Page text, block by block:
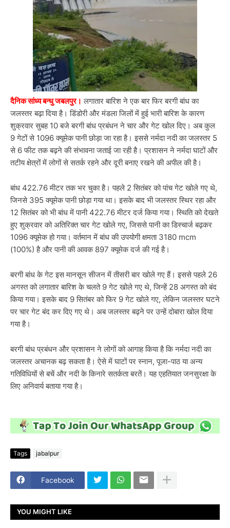
दैनिक सांध्य बन्धु जबलपुर। लगातार बारिश ने एक बार फिर बरगी बांध का
जलस्तर बढ़ा दिया है। डिंडोरी और मंडला जिलों में हुई भारी बारिश के कारण
शुक्रवार सुबह 10 बजे बरगी बांध प्रबंधन ने चार और गेट खोल दिए। अब कुल
9 गेटों से 1096 क्यूमेक पानी छोड़ा जा रहा है। इससे नर्मदा नदी का जलस्तर 5
से 6 फीट तक बढ़ने की संभावना जताई जा रही है। प्रशासन ने नर्मदा घाटों और
तटीय क्षेत्रों में लोगों से सतर्क रहने और दूरी बनाए रखने की अपील की है।
बांध 422.76 मीटर तक भर चुका है। पहले 2 सितंबर को पांच गेट खोले गए थे,
जिनसे 395 क्यूमेक पानी छोड़ा गया था। इसके बाद भी जलस्तर स्थिर रहा और
12 सितंबर को भी बांध में पानी 422.76 मीटर दर्ज किया गया। स्थिति को देखते
हुए शुक्रवार को अतिरिक्त चार गेट खोले गए, जिससे पानी का डिस्चार्ज बढ़कर
1096 क्यूमेक हो गया। वर्तमान में बांध की उपयोगी क्षमता 3180 mcm
(100%) है और पानी की आवक 897 क्यूमेक दर्ज की गई है।
बरगी बांध के गेट इस मानसून सीजन में तीसरी बार खोले गए हैं। इससे पहले 26
अगस्त को लगातार बारिश के चलते 9 गेट खोले गए थे, जिन्हें 28 अगस्त को बंद
किया गया। इसके बाद 9 सितंबर को फिर 9 गेट खोले गए, लेकिन जलस्तर घटने
पर चार गेट बंद कर दिए गए थे। अब जलस्तर बढ़ने पर उन्हें दोबारा खोल दिया
गया है।
बरगी बांध प्रबंधन और प्रशासन ने लोगों को आगाह किया है कि नर्मदा नदी का
जलस्तर अचानक बढ़ सकता है। ऐसे में घाटों पर स्नान, पूजा-पाठ या अन्य
गतिविधियों से बचें और नदी के किनारे सतर्कता बरतें। यह एहतियात जनसुरक्षा के
लिए अनिवार्य बताया गया है।
Tags jabalpur
Facebook
YOU MIGHT LIKE